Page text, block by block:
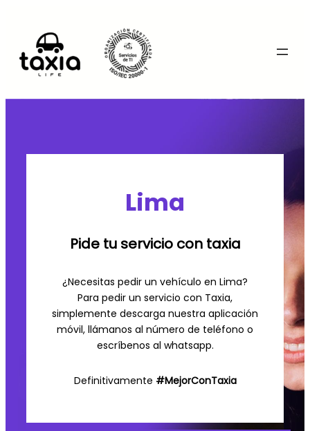
contenido
Lima
Pide tu servicio con taxia
¿Necesitas pedir un vehículo en Lima?
Para pedir un servicio con Taxia,
simplemente descarga nuestra aplicación
móvil, llámanos al número de teléfono o
escríbenos al whatsapp.
Definitivamente #MejorConTaxia